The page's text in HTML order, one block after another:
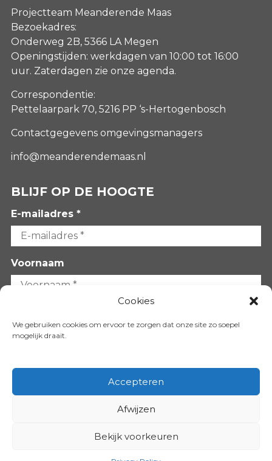
Cookies
We gebruiken cookies om ervoor te zorgen dat onze site zo soepel
mogelijk draait.
Accepteren
Afwijzen
Bekijk voorkeuren
Projectteam Meanderende Maas
Bezoekadres:
Onderweg 2B, 5366 LA Megen
Openingstijden: werkdagen van 10:00 tot 16:00
uur. Zaterdagen zie onze agenda.
Correspondentie:
Pettelaarpark 70, 5216 PP ‘s-Hertogenbosch
Contactgegevens omgevingsmanagers
info@meanderendemaas.nl
BLIJF OP DE HOOGTE
E-mailadres *
Voornaam
VOLG ONS OP: